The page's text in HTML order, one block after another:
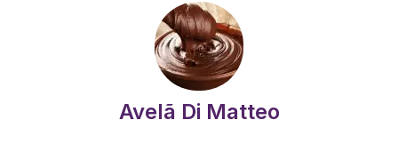
Avelã Di Matteo